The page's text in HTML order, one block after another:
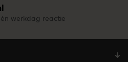
werkdag reactie